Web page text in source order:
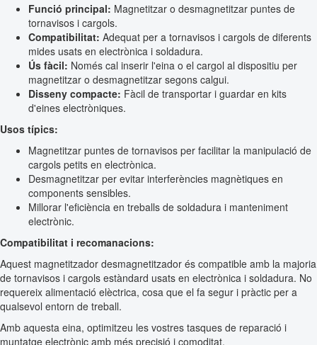
Funció principal: Magnetitzar o desmagnetitzar puntes de
tornavisos i cargols.
Compatibilitat: Adequat per a tornavisos i cargols de diferents
mides usats en electrònica i soldadura.
Ús fàcil: Només cal inserir l'eina o el cargol al dispositiu per
magnetitzar o desmagnetitzar segons calgui.
Disseny compacte: Fàcil de transportar i guardar en kits
d'eines electròniques.
Usos típics:
Magnetitzar puntes de tornavisos per facilitar la manipulació de
cargols petits en electrònica.
Desmagnetitzar per evitar interferències magnètiques en
components sensibles.
Millorar l'eficiència en treballs de soldadura i manteniment
electrònic.
Compatibilitat i recomanacions:
Aquest magnetitzador desmagnetitzador és compatible amb la majoria
de tornavisos i cargols estàndard usats en electrònica i soldadura. No
requereix alimentació elèctrica, cosa que el fa segur i pràctic per a
qualsevol entorn de treball.
Amb aquesta eina, optimitzeu les vostres tasques de reparació i
muntatge electrònic amb més precisió i comoditat.